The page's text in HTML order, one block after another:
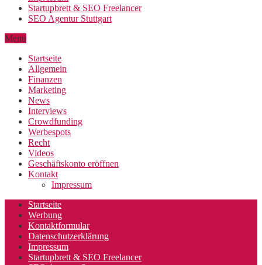
Startupbrett & SEO Freelancer
SEO Agentur Stuttgart
Menu
Startseite
Allgemein
Finanzen
Marketing
News
Interviews
Crowdfunding
Werbespots
Recht
Videos
Geschäftskonto eröffnen
Kontakt
Impressum
Startseite
Werbung
Kontaktformular
Datenschutzerklärung
Impressum
Startupbrett & SEO Freelancer